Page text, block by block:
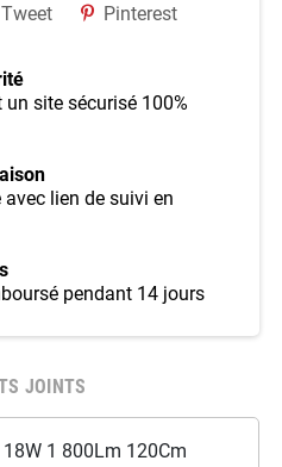
Tweet Pinterest
un site sécurisé 100%
lien de suivi en
pendant 14 jours
JOINTS
1 800Lm 120Cm